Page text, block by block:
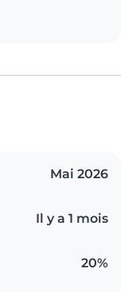
Mai 2026
Il y a 1 mois
20%